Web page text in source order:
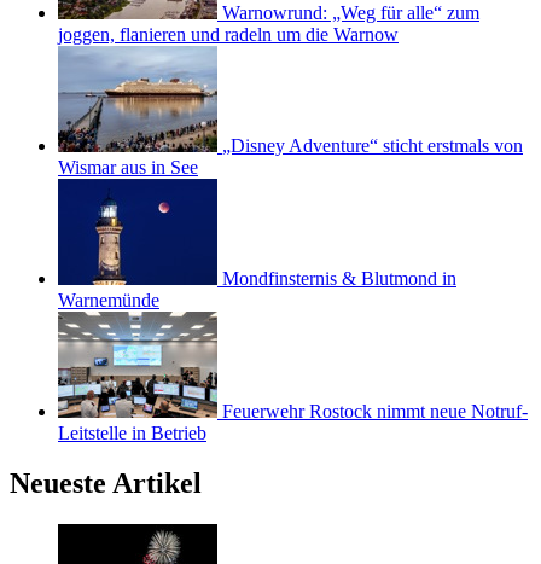
Warnowrund: „Weg für alle“ zum
joggen, flanieren und radeln um die Warnow
„Disney Adventure“ sticht erstmals von
Wismar aus in See
Mondfinsternis & Blutmond in
Warnemünde
Feuerwehr Rostock nimmt neue Notruf-
Leitstelle in Betrieb
Neueste Artikel